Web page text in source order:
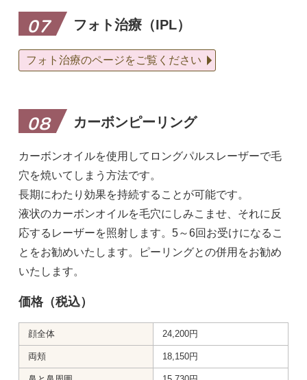
07 フォト治療（IPL）
フォト治療のページをご覧ください
08 カーボンピーリング
カーボンオイルを使用してロングパルスレーザーで毛
穴を焼いてしまう方法です。
長期にわたり効果を持続することが可能です。
液状のカーボンオイルを毛穴にしみこませ、それに反
応するレーザーを照射します。5～6回お受けになるこ
とをお勧めいたします。ピーリングとの併用をお勧め
いたします。
価格（税込）
顔全体 24,200円
両頬 18,150円